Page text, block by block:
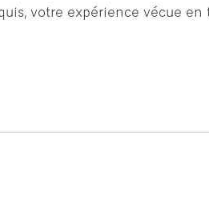
votre expérience vécue